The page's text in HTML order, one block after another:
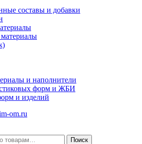
составы и добавки
и наполнители
форм и ЖБИ
и изделий
Поиск